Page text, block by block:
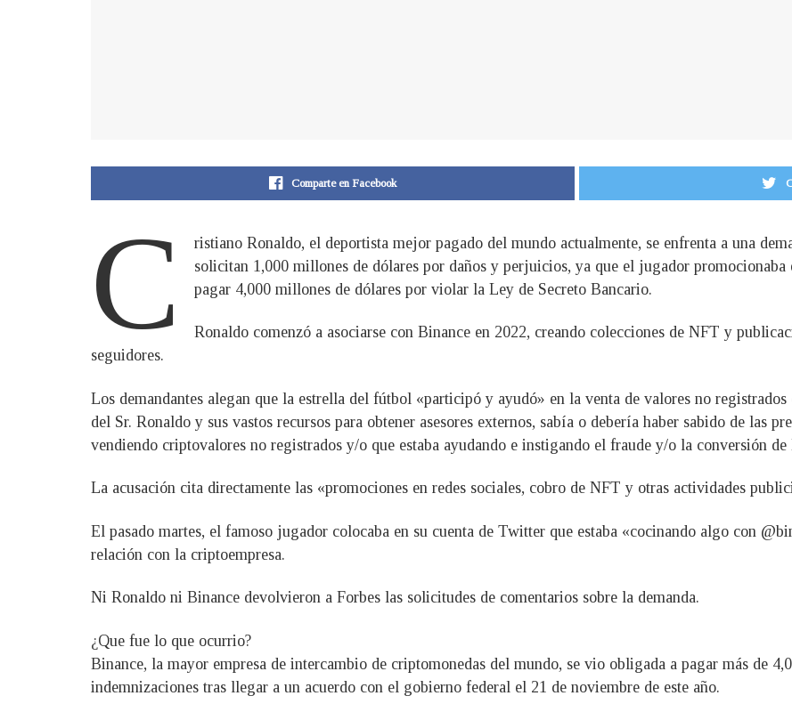
Comparte en Facebook
C
ristiano Ronaldo, el deportista mejor pagado del mundo actualmente, se enfrenta a una
solicitan 1,000 millones de dólares por daños y perjuicios, ya que el jugador promocionaba
pagar 4,000 millones de dólares por violar la Ley de Secreto Bancario.
Ronaldo comenzó a asociarse con Binance en 2022, creando colecciones de NFT y
seguidores.
Los demandantes alegan que la estrella del fútbol «participó y ayudó» en la venta de valores no
del Sr. Ronaldo y sus vastos recursos para obtener asesores externos, sabía o debería haber sabido de las
vendiendo criptovalores no registrados y/o que estaba ayudando e instigando el fraude y/o la conversión de
La acusación cita directamente las «promociones en redes sociales, cobro de NFT y otras actividades
El pasado martes, el famoso jugador colocaba en su cuenta de Twitter que estaba «cocinando algo con
relación con la criptoempresa.
Ni Ronaldo ni Binance devolvieron a Forbes las solicitudes de comentarios sobre la demanda.
¿Que fue lo que ocurrio?
Binance, la mayor empresa de intercambio de criptomonedas del mundo, se vio obligada a pagar más de
indemnizaciones tras llegar a un acuerdo con el gobierno federal el 21 de noviembre de este año.